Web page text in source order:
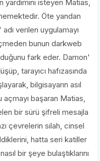
isteyen Matias,
Öte yandan
verilen uygulamayı
bunun darkweb
fark eder. Damon'
tarayıcı hafızasında
bilgisayarın asıl
başaran Matias,
bir sürü şifreli mesajla
çevrelerin silah, cinsel
hatta seri katiller
bir şeye bulaştıklarını